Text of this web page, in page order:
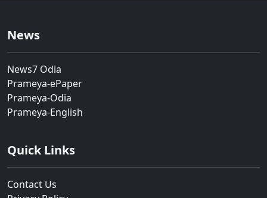
News
News7 Odia
Prameya-ePaper
Prameya-Odia
Prameya-English
Quick Links
Contact Us